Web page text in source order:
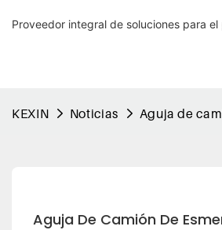
Proveedor integral de soluciones para
KEXIN Noticias Aguja de
Aguja De Camión De